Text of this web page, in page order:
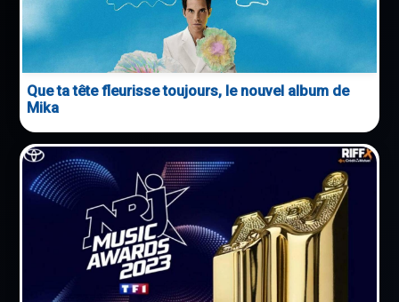
Que ta tête fleurisse toujours, le nouvel album de
Mika